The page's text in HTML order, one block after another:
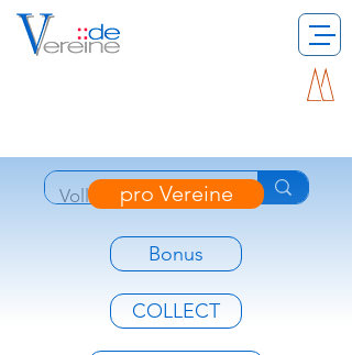
pro Vereine
Bonus
COLLECT